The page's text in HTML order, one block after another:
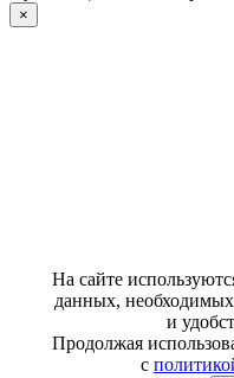
×
На сайте
данных, необходимых
и
Продолжая
с